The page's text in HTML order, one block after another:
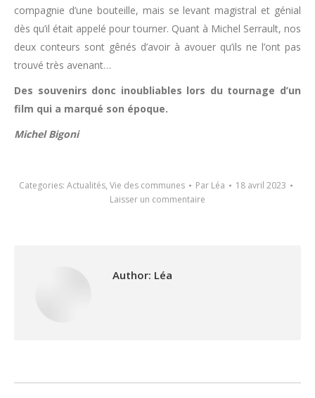
compagnie d’une bouteille, mais se levant magistral et génial
dès qu’il était appelé pour tourner. Quant à Michel Serrault, nos
deux conteurs sont gênés d’avoir à avouer qu’ils ne l’ont pas
trouvé très avenant…
Des souvenirs donc inoubliables lors du tournage d’un
film qui a marqué son époque.
Michel Bigoni
Categories: Actualités, Vie des communes Par Léa
18 avril 2023
Laisser un commentaire
Author: Léa